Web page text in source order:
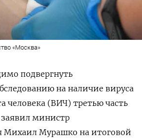
«Москва»
подвергнуть
на наличие вируса
(ВИЧ) третью часть
заявил министр
Михаил Мурашко на итоговой